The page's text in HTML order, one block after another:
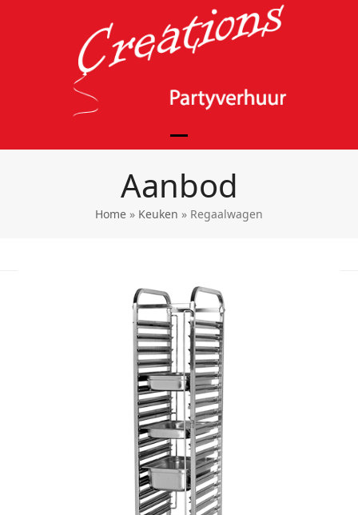
Open
mobile
menu
Close
mobile
menu
Aanbod
Home » Keuken » Regaalwagen